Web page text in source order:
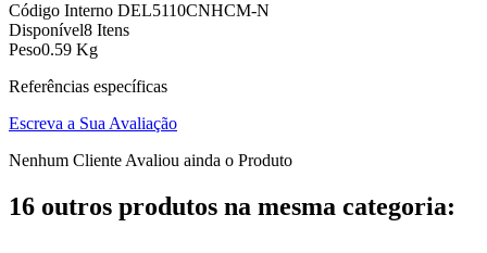
Código Interno DEL5110CNHCM-N
Disponível8 Itens
Peso0.59 Kg
Referências específicas
Escreva a Sua Avaliação
Nenhum Cliente Avaliou ainda o Produto
16 outros produtos na mesma categoria: